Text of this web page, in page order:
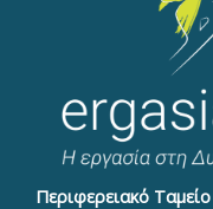
Περιφερειακό